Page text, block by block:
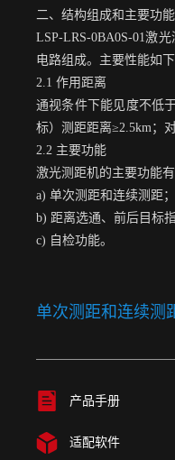
二、结构组成和主要功
LSP-LRS-0BA0S-01激
电路组成。主要性能如下
2.1 作用距离
通视条件下能见度不低
标）测距距离≥2.5km；
2.2 主要功能
激光测距机的主要功能有
a) 单次测距和连续测距；
b) 距离选通、前后目标指
c) 自检功能。
单次测距和连续测
产品手册
适配软件